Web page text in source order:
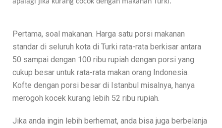
Pertama, soal makanan. Harga satu porsi makanan
standar di seluruh kota di Turki rata-rata berkisar antara
50 sampai dengan 100 ribu rupiah dengan porsi yang
cukup besar untuk rata-rata makan orang Indonesia.
Kofte dengan porsi besar di Istanbul misalnya, hanya
merogoh kocek kurang lebih 52 ribu rupiah.
Jika anda ingin lebih berhemat, anda bisa juga berbelanja